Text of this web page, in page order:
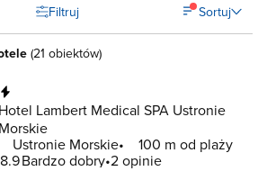
Filtruj Sortuj
(21 obiektów)
Hotel Lambert Medical SPA Ustronie
Morskie
Ustronie Morskie
100 m od plaży
8.9Bardzo dobry 2 opinie